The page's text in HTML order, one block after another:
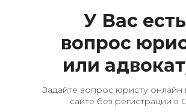
У Вас есть
вопрос
или
Задайте вопрос юристу
сайте без регистрации в